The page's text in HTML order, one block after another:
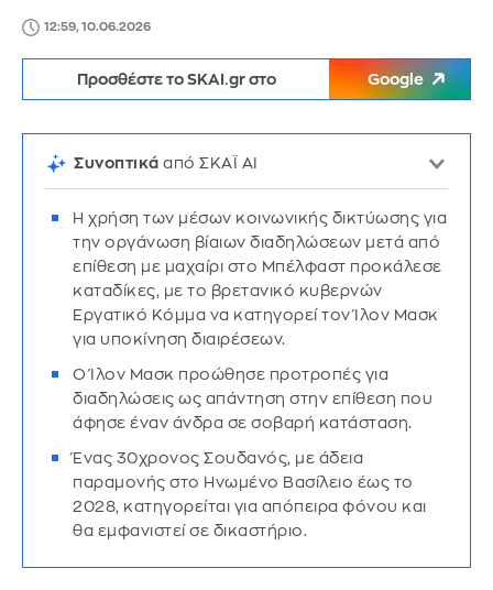
12:59, 10.06.2026
Προσθέστε το SKAI.gr στο Google
Συνοπτικά από ΣΚΑΪ AI
Η χρήση των μέσων κοινωνικής δικτύωσης για
την οργάνωση βίαιων διαδηλώσεων μετά από
επίθεση με μαχαίρι στο Μπέλφαστ προκάλεσε
καταδίκες, με το βρετανικό κυβερνών
Εργατικό Κόμμα να κατηγορεί τον Ίλον Μασκ
για υποκίνηση διαιρέσεων.
Ο Ίλον Μασκ προώθησε προτροπές για
διαδηλώσεις ως απάντηση στην επίθεση που
άφησε έναν άνδρα σε σοβαρή κατάσταση.
Ένας 30χρονος Σουδανός, με άδεια
παραμονής στο Ηνωμένο Βασίλειο έως το
2028, κατηγορείται για απόπειρα φόνου και
θα εμφανιστεί σε δικαστήριο.